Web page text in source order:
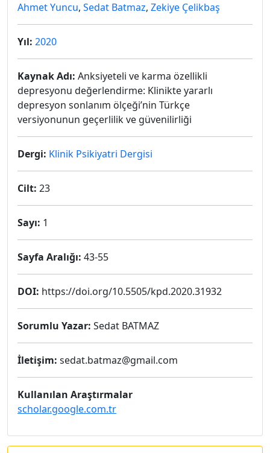
Ahmet Yuncu, Sedat Batmaz, Zekiye Çelikbaş
Yıl: 2020
Kaynak Adı: Anksiyeteli ve karma özellikli
depresyonu değerlendirme: Klinikte yararlı
depresyon sonlanım ölçeği’nin Türkçe
versiyonunun geçerlilik ve güvenilirliği
Dergi: Klinik Psikiyatri Dergisi
Cilt: 23
Sayı: 1
Sayfa Aralığı: 43-55
DOI: https://doi.org/10.5505/kpd.2020.31932
Sorumlu Yazar: Sedat BATMAZ
İletişim: sedat.batmaz@gmail.com
Kullanılan Araştırmalar
scholar.google.com.tr